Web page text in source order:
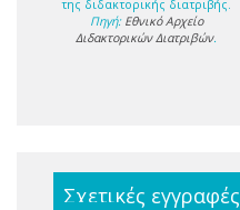
της διδακτορικής διατριβής.
Πηγή: Εθνικό Αρχείο
Διδακτορικών Διατριβών.
Σχετικές εγγραφές